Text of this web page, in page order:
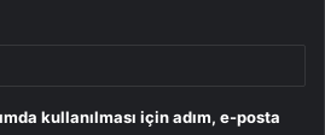
kullanılması için adım, e-posta